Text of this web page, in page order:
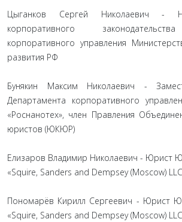
Цыганков Сергей Николаевич -
корпоративного
корпоративного управления
развития РФ
Бунякин Максим Николаевич -
Департамента корпоративного
«Роснанотех», член Правления
юристов (ЮКЮР)
Елизаров Владимир Николаевич - Юрист
«Squire, Sanders and Dempsey (Moscow)
Пономарёв Кирилл Сергеевич - Юрист
«Squire, Sanders and Dempsey (Moscow)